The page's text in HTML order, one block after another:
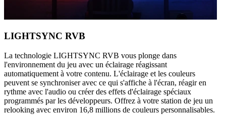
LIGHTSYNC RVB
La technologie LIGHTSYNC RVB vous plonge dans
l'environnement du jeu avec un éclairage réagissant
automatiquement à votre contenu. L'éclairage et les couleurs
peuvent se synchroniser avec ce qui s'affiche à l'écran, réagir en
rythme avec l'audio ou créer des effets d'éclairage spéciaux
programmés par les développeurs. Offrez à votre station de jeu un
relooking avec environ 16,8 millions de couleurs personnalisables.